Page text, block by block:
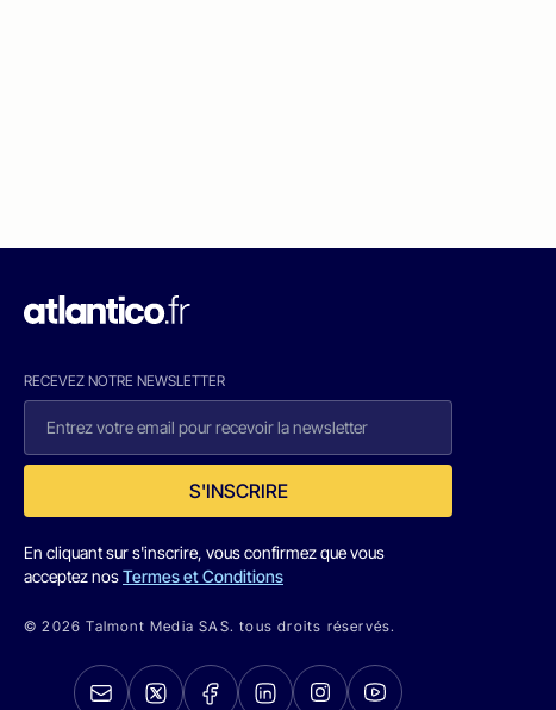
RECEVEZ NOTRE NEWSLETTER
S'INSCRIRE
En cliquant sur s'inscrire, vous confirmez que vous
acceptez nosTermes et Conditions
© 2026 Talmont Media SAS. tous droits réservés.